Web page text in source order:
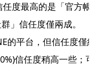
度最高的是「官方帳
」信任度僅兩成。
的平台，但信任度僅
信任度稍高一些；